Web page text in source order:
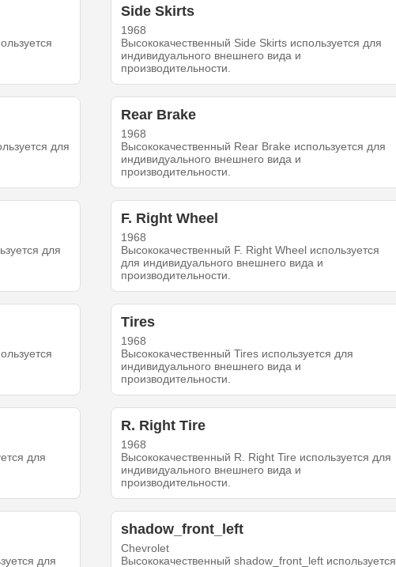
Side Skirts
1968
Высококачественный Side Skirts используется для
индивидуального внешнего вида и
производительности.
для
Rear Brake
1968
Высококачественный Rear Brake используется для
индивидуального внешнего вида и
производительности.
для
F. Right Wheel
1968
Высококачественный F. Right Wheel используется
для индивидуального внешнего вида и
производительности.
Tires
1968
Высококачественный Tires используется для
индивидуального внешнего вида и
производительности.
для
R. Right Tire
1968
Высококачественный R. Right Tire используется для
индивидуального внешнего вида и
производительности.
для
shadow_front_left
Chevrolet
Высококачественный shadow_front_left используется